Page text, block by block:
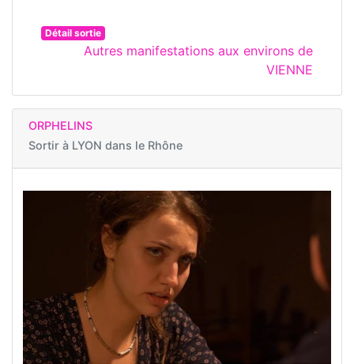
Détail sortie
Autres manifestations aux environs de
VIENNE
ORPHELINS
Sortir à LYON dans le Rhône